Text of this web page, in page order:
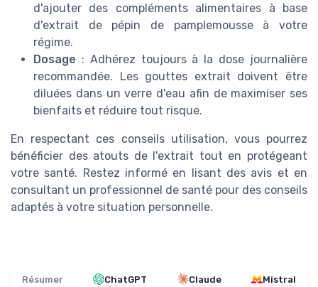
d'ajouter des compléments alimentaires à base
d'extrait de pépin de pamplemousse à votre
régime.
Dosage : Adhérez toujours à la dose journalière
recommandée. Les gouttes extrait doivent être
diluées dans un verre d'eau afin de maximiser ses
bienfaits et réduire tout risque.
En respectant ces conseils utilisation, vous pourrez
bénéficier des atouts de l'extrait tout en protégeant
votre santé. Restez informé en lisant des avis et en
consultant un professionnel de santé pour des conseils
adaptés à votre situation personnelle.
Résumer ChatGPT Claude Mistral